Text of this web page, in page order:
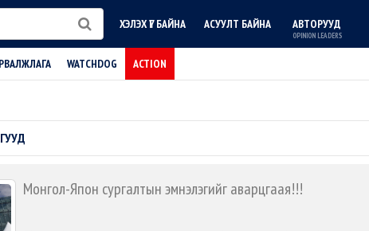
ХЭЛЭХ ҮГ БАЙНА АСУУЛТ БАЙНА АВТОРУУД
OPINION LEADERS
WATCHDOG ACTION
Монгол-Япон сургалтын эмнэлэгийг аварцгаая!!!